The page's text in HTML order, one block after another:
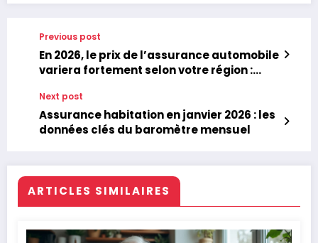
Previous post
En 2026, le prix de l’assurance automobile
variera fortement selon votre région :
Next post
Assurance habitation en janvier 2026 : les
données clés du baromètre mensuel
ARTICLES SIMILAIRES